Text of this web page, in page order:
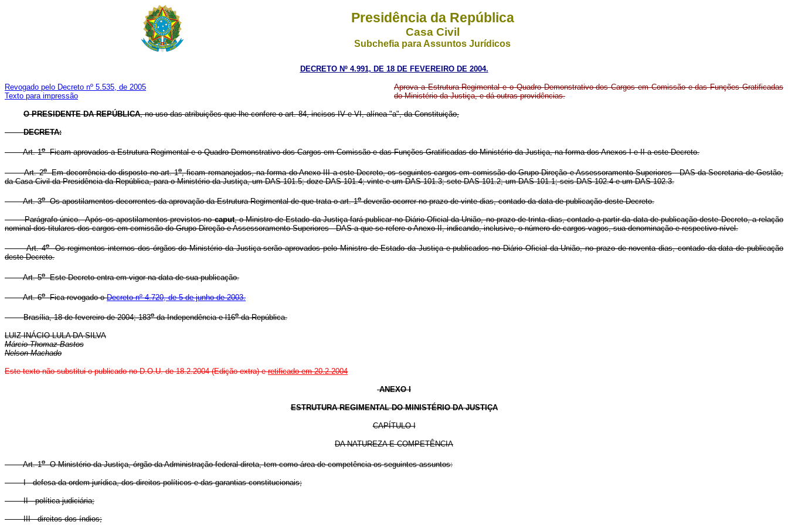
Presidência da República
Casa Civil
Subchefia para Assuntos Jurídicos
DECRETO Nº 4.991, DE 18 DE FEVEREIRO DE 2004.
Revogado pelo Decreto nº 5.535, de 2005
Texto para impressão
Aprova a Estrutura Regimental e o Quadro Demonstrativo dos Cargos em Comissão e das Funções Gratificadas
do Ministério da Justiça, e dá outras providências.
O PRESIDENTE DA REPÚBLICA, no uso das atribuições que lhe confere o art. 84, incisos IV e VI, alínea "a", da Constituição,
DECRETA:
Art. 1oFicam aprovados a Estrutura Regimental e o Quadro Demonstrativo dos Cargos em Comissão e das Funções Gratificadas do Ministério da Justiça, na forma dos Anexos I e II a este Decreto.
Art. 2oEm decorrência do disposto no art. 1o, ficam remanejados, na forma do Anexo III a este Decreto, os seguintes cargos em comissão do Grupo-Direção e Assessoramento Superiores - DAS da Secretaria de Gestão,
da Casa Civil da Presidência da República, para o Ministério da Justiça, um DAS 101.5; doze DAS 101.4; vinte e um DAS 101.3; sete DAS 101.2; um DAS 101.1; seis DAS 102.4 e um DAS 102.3.
Art. 3oOs apostilamentos decorrentes da aprovação da Estrutura Regimental de que trata o art. 1odeverão ocorrer no prazo de vinte dias, contado da data de publicação deste Decreto.
Parágrafo único. Após os apostilamentos previstos no caput, o Ministro de Estado da Justiça fará publicar no Diário Oficial da União, no prazo de trinta dias, contado a partir da data de publicação deste Decreto, a relação
nominal dos titulares dos cargos em comissão do Grupo-Direção e Assessoramento Superiores - DAS a que se refere o Anexo II, indicando, inclusive, o número de cargos vagos, sua denominação e respectivo nível.
Art. 4oOs regimentos internos dos órgãos do Ministério da Justiça serão aprovados pelo Ministro de Estado da Justiça e publicados no Diário Oficial da União, no prazo de noventa dias, contado da data de publicação
deste Decreto.
Art. 5oEste Decreto entra em vigor na data de sua publicação.
Art. 6oFica revogado oDecreto nº 4.720, de 5 de junho de 2003.
Brasília, 18 de fevereiro de 2004; 183oda Independência e l16oda República.
LUIZ INÁCIO LULA DA SILVA
Márcio Thomaz Bastos
Nelson Machado
Este texto não substitui o publicado no D.O.U. de 18.2.2004 (Edição extra) eretificado em 20.2.2004
ANEXO I
ESTRUTURA REGIMENTAL DO MINISTÉRIO DA JUSTIÇA
CAPÍTULO I
DA NATUREZA E COMPETÊNCIA
Art. 1oO Ministério da Justiça, órgão da Administração federal direta, tem como área de competência os seguintes assuntos:
I - defesa da ordem jurídica, dos direitos políticos e das garantias constitucionais;
II - política judiciária;
III - direitos dos índios;